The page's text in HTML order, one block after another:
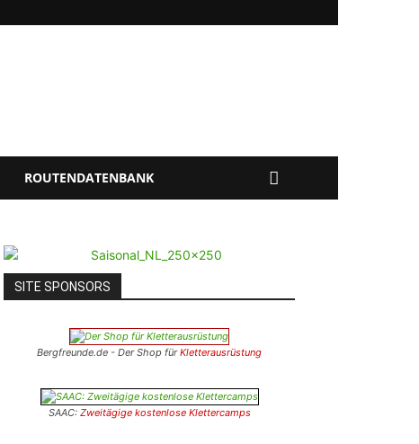
ROUTENDATENBANK
SITE SPONSORS
Bergfreunde.de - Der Shop fürKletterausrüstung
SAAC: Zweitägige kostenlose Klettercamps